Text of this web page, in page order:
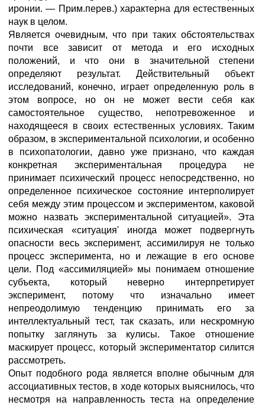
иронии. — Прим.перев.) характерна для естественных
наук в целом.
Является очевидным, что при таких обстоятельствах
почти все зависит от метода и его исходных
положений, и что они в значительной степени
определяют результат. Действительный объект
исследований, конечно, играет определенную роль в
этом вопросе, но он не может вести себя как
самостоятельное существо, непотревоженное и
находящееся в своих естественных условиях. Таким
образом, в экспериментальной психологии, и особенно
в психопатологии, давно уже признано, что каждая
конкретная экспериментальная процедура не
принимает психический процесс непосредственно, но
определенное психическое состояние интерполирует
себя между этим процессом и экспериментом, каковой
можно назвать экспериментальной ситуацией». Эта
психическая «ситуация' иногда может подвергнуть
опасности весь эксперимент, ассимилируя не только
процесс эксперимента, но и лежащие в его основе
цели. Под «ассимиляцией» мы понимаем отношение
субъекта, который неверно интерпретирует
эксперимент, потому что изначально имеет
непреодолимую тенденцию принимать его за
интеллектуальный тест, так сказать, или нескромную
попытку заглянуть за кулисы. Такое отношение
маскирует процесс, который экспериментатор силится
рассмотреть.
Опыт подобного рода является вполне обычным для
ассоциативных тестов, в ходе которых выяснилось, что
несмотря на направленность теста на определение